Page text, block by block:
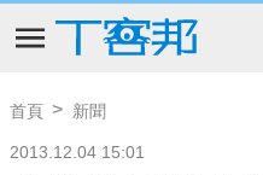
首頁 新聞
2013.12.04 15:01